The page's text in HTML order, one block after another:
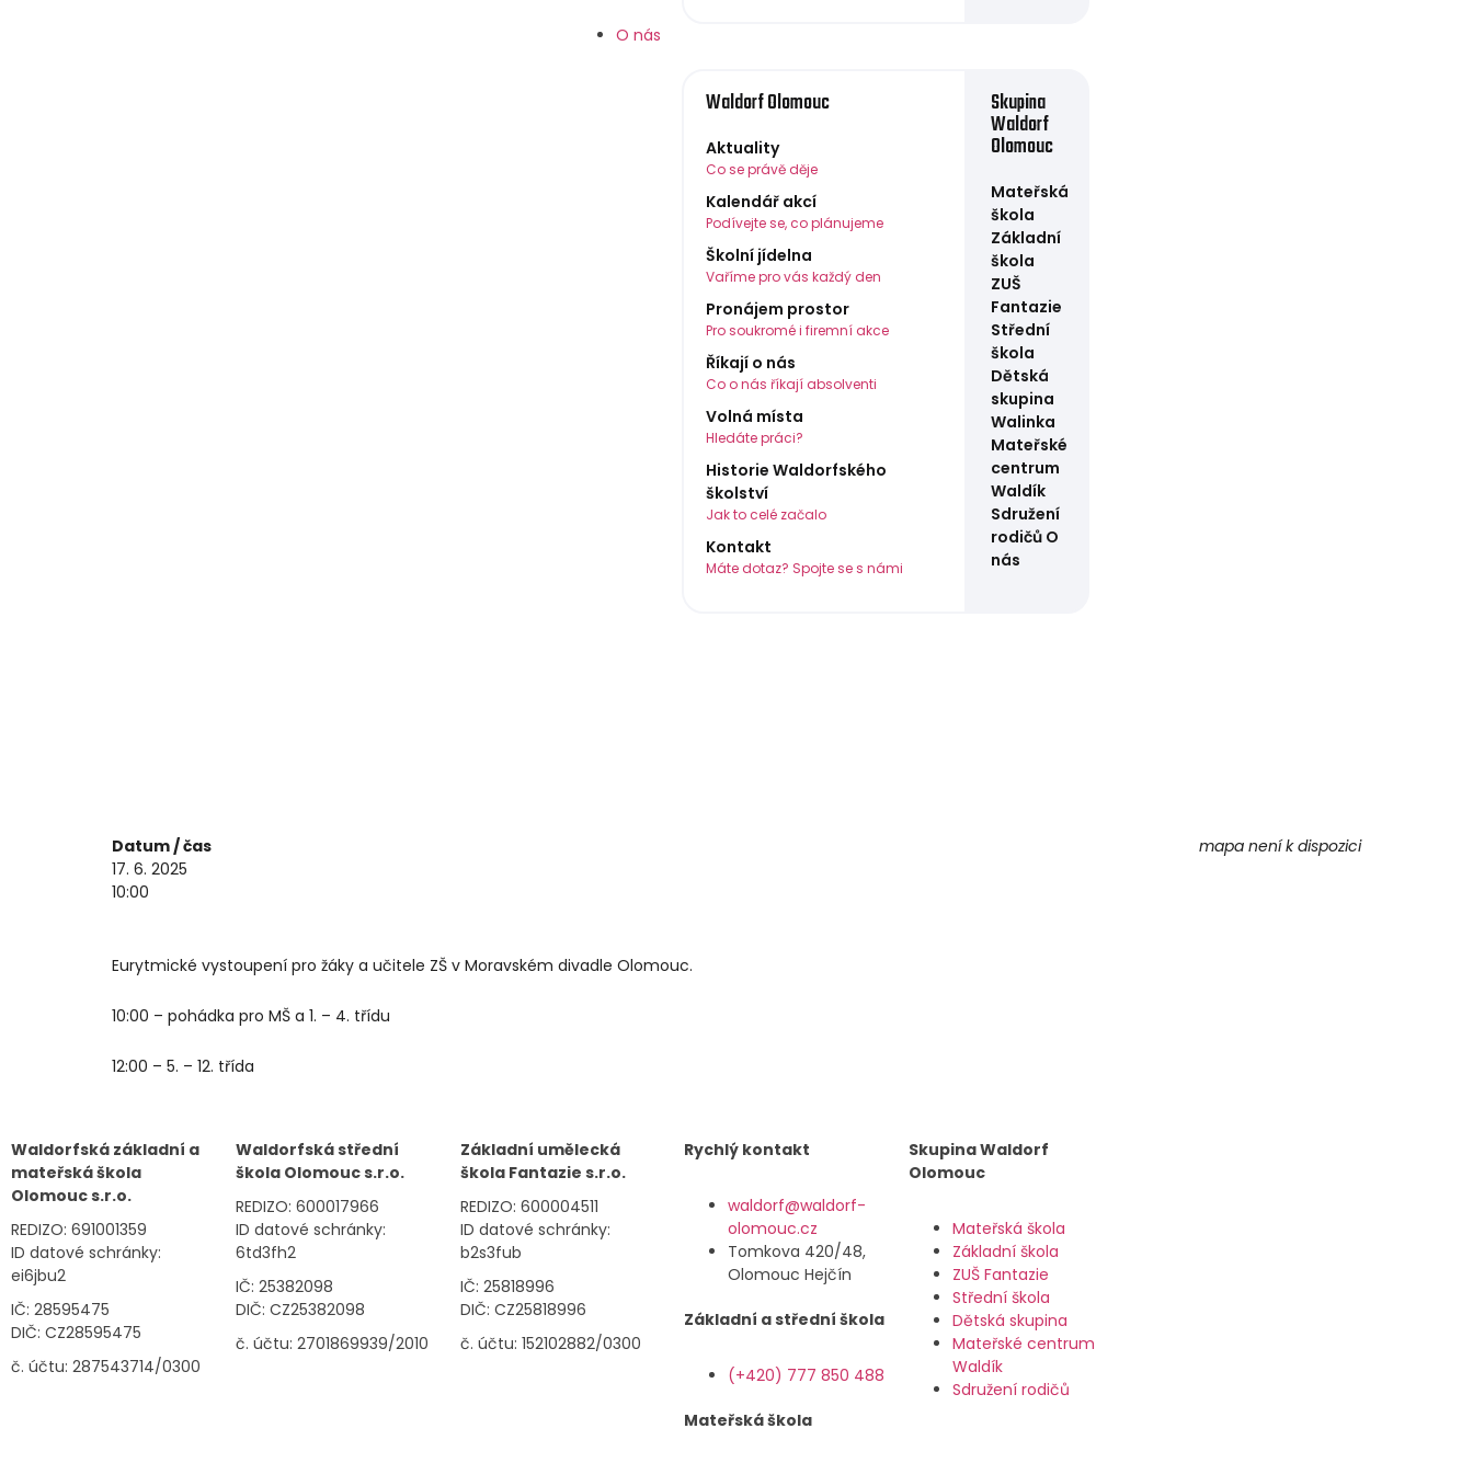
O nás
Waldorf Olomouc
Aktuality
Co se právě děje
Kalendář akcí
Podívejte se, co plánujeme
Školní jídelna
Vaříme pro vás každý den
Pronájem prostor
Pro soukromé i firemní akce
Říkají o nás
Co o nás říkají absolventi
Volná místa
Hledáte práci?
Historie Waldorfského
školství
Jak to celé začalo
Kontakt
Máte dotaz? Spojte se s námi
Skupina
Waldorf
Olomouc
Mateřská
škola
Základní
škola
ZUŠ
Fantazie
Střední
škola
Dětská
skupina
Walinka
Mateřské
centrum
Waldík
Sdružení
rodičů O
nás
mapa není k dispozici
Datum / čas
17. 6. 2025
10:00
Eurytmické vystoupení pro žáky a učitele ZŠ v Moravském divadle Olomouc.
10:00 – pohádka pro MŠ a 1. – 4. třídu
12:00 – 5. – 12. třída
Waldorfská základní a
mateřská škola
Olomouc s.r.o.
REDIZO: 691001359
ID datové schránky:
ei6jbu2
IČ: 28595475
DIČ: CZ28595475
č. účtu: 287543714/0300
Waldorfská střední
škola Olomouc s.r.o.
REDIZO: 600017966
ID datové schránky:
6td3fh2
IČ: 25382098
DIČ: CZ25382098
č. účtu: 2701869939/2010
Základní umělecká
škola Fantazie s.r.o.
REDIZO: 600004511
ID datové schránky:
b2s3fub
IČ: 25818996
DIČ: CZ25818996
č. účtu: 152102882/0300
Rychlý kontakt
waldorf@waldorf-
olomouc.cz
Tomkova 420/48,
Olomouc Hejčín
Základní a střední škola
(+420) 777 850 488
Mateřská škola
Skupina Waldorf
Olomouc
Mateřská škola
Základní škola
ZUŠ Fantazie
Střední škola
Dětská skupina
Mateřské centrum
Waldík
Sdružení rodičů